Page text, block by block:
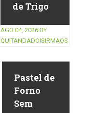
de Trigo
AGO 04, 2026 BY
QUITANDADOISIRMAOS
Pastel de
Forno
Sem